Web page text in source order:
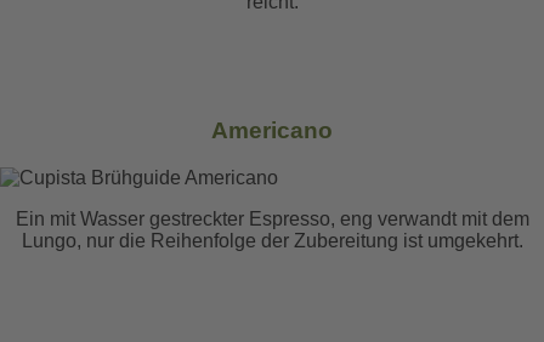
Americano
Ein mit Wasser gestreckter Espresso, eng verwandt mit dem
Lungo, nur die Reihenfolge der Zubereitung ist umgekehrt.